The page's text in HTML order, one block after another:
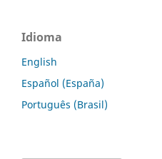
Idioma
English
Español (España)
Português (Brasil)